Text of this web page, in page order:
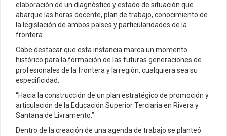
elaboración de un diagnóstico y estado de situación que
abarque las horas docente, plan de trabajo, conocimiento de
la legislación de ambos países y particularidades de la
frontera.
Cabe destacar que esta instancia marca un momento
histórico para la formación de las futuras generaciones de
profesionales de la frontera y la región, cualquiera sea su
especificidad.
“Hacia la construcción de un plan estratégico de promoción y
articulación de la Educación Superior Terciaria en Rivera y
Santana de Livramento.”
Dentro de la creación de una agenda de trabajo se planteó